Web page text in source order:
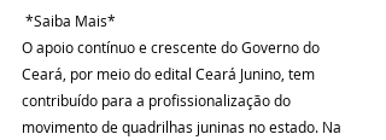
*Saiba Mais*
O apoio contínuo e crescente do Governo do
Ceará, por meio do edital Ceará Junino, tem
contribuído para a profissionalização do
movimento de quadrilhas juninas no estado. Na